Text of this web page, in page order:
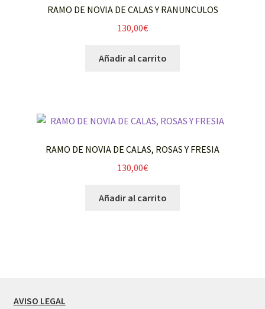
RAMO DE NOVIA DE CALAS Y RANUNCULOS
130,00€
Añadir al carrito
RAMO DE NOVIA DE CALAS, ROSAS Y FRESIA
130,00€
Añadir al carrito
AVISO LEGAL